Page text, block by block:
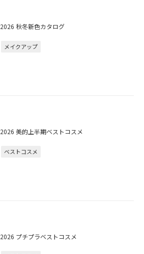
2026 秋冬新色カタログ
メイクアップ
2026 美的上半期ベストコスメ
ベストコスメ
2026 プチプラベストコスメ